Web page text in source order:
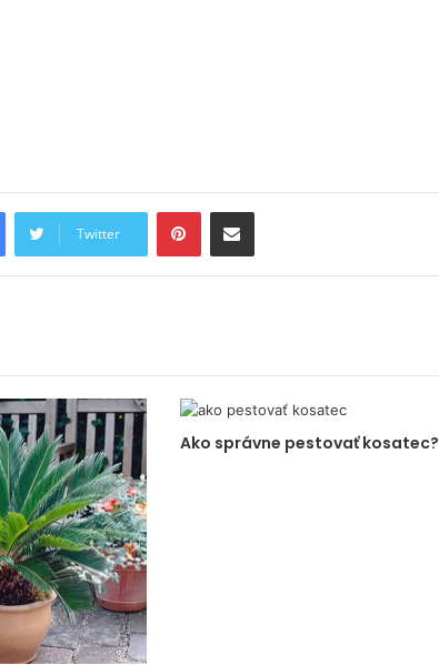
Twitter
PinterestShare via Email
Ako správne pestovať kosatec?